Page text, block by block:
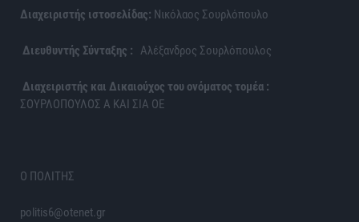
Διαχειριστής ιστοσελίδας: Νικόλαος Σουρλόπουλο
Διευθυντής Σύνταξης : Αλέξανδρος Σουρλόπουλος
Διαχειριστής και Δικαιούχος του ονόματος τομέα :
ΣΟΥΡΛΟΠΟΥΛΟΣ Α ΚΑΙ ΣΙΑ ΟΕ
Ο ΠΟΛΙΤΗΣ
politis6@otenet.gr